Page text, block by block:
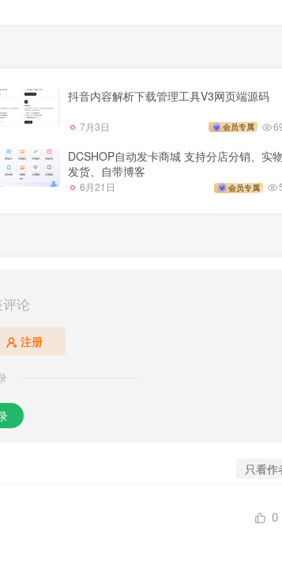
抖音内容解析下载管理工具V3网页端源码
7月3日 会员专属
DCSHOP自动发卡商城 支持分店分销、实
发货、自带博客
6月21日 会员专属
论
注册
只看作
0